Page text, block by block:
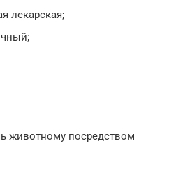
лекарская;
животному посредством